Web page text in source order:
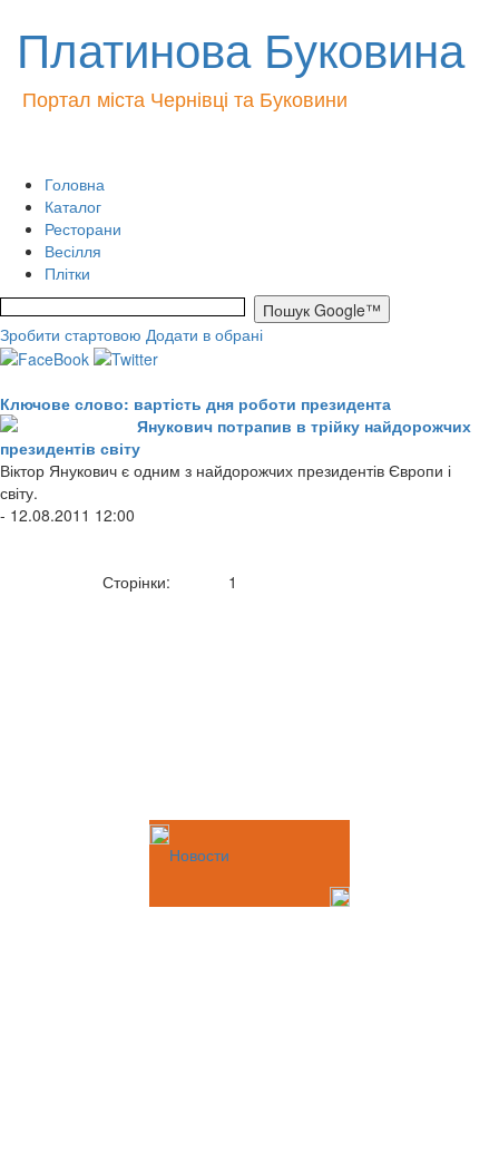
Платинова Буковина
Портал міста Чернівці та Буковини
Головна
Каталог
Ресторани
Весілля
Плітки
Зробити стартовою Додати в обрані
Ключове слово: вартість дня роботи президента
Янукович потрапив в трійку найдорожчих
президентів світу
Віктор Янукович є одним з найдорожчих президентів Європи і
світу.
- 12.08.2011 12:00
Сторінки: 1
Новости